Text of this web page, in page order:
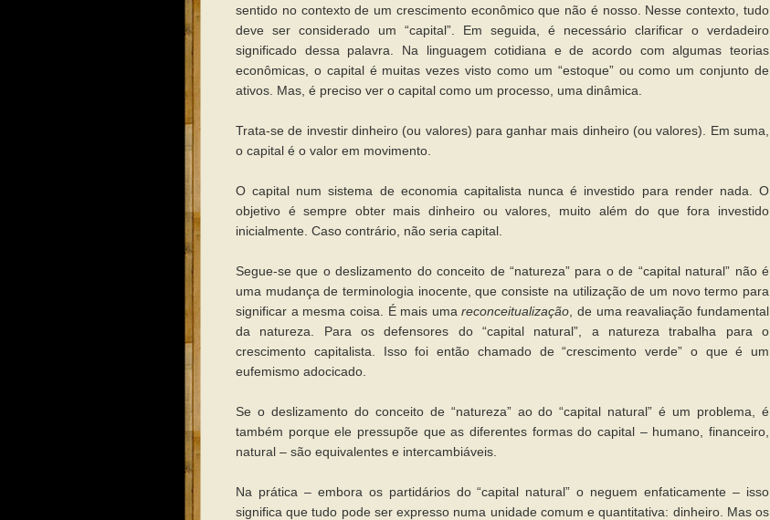
sentido no contexto de um crescimento econômico que não é nosso. Nesse contexto, tudo
deve ser considerado um “capital”. Em seguida, é necessário clarificar o verdadeiro
significado dessa palavra. Na linguagem cotidiana e de acordo com algumas teorias
econômicas, o capital é muitas vezes visto como um “estoque” ou como um conjunto de
ativos. Mas, é preciso ver o capital como um processo, uma dinâmica.
Trata-se de investir dinheiro (ou valores) para ganhar mais dinheiro (ou valores). Em suma,
o capital é o valor em movimento.
O capital num sistema de economia capitalista nunca é investido para render nada. O
objetivo é sempre obter mais dinheiro ou valores, muito além do que fora investido
inicialmente. Caso contrário, não seria capital.
Segue-se que o deslizamento do conceito de “natureza” para o de “capital natural” não é
uma mudança de terminologia inocente, que consiste na utilização de um novo termo para
significar a mesma coisa. É mais umareconceitualização , de uma reavaliação fundamental
da natureza. Para os defensores do “capital natural”, a natureza trabalha para o
crescimento capitalista. Isso foi então chamado de “crescimento verde” o que é um
eufemismo adocicado.
Se o deslizamento do conceito de “natureza” ao do “capital natural” é um problema, é
também porque ele pressupõe que as diferentes formas do capital – humano, financeiro,
natural – são equivalentes e intercambiáveis.
Na prática – embora os partidários do “capital natural” o neguem enfaticamente – isso
significa que tudo pode ser expresso numa unidade comum e quantitativa: dinheiro. Mas os